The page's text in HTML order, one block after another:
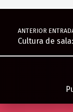
Navegación de entradas
ANTERIOR
Cultura de